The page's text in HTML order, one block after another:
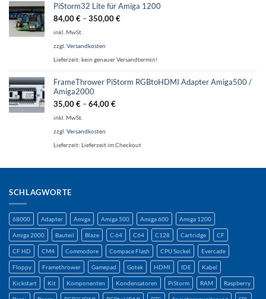
PiStorm32 Lite für Amiga 1200
84,00€ –350,00€
inkl. MwSt.
zzgl. Versandkosten
Lieferzeit: kein genauer Versandtermin!
FrameThrower PiStorm RGBtoHDMI Adapter Amiga500 /
Amiga2000
35,00€ –64,00€
inkl. MwSt.
zzgl. Versandkosten
Lieferzeit: Lieferzeit im Checkout
SCHLAGWORTE
68000 Adapter Amiga Amiga 500 Amiga 600 Amiga 1200
Amiga 2000 Bauteil Blaze C-64 C64 C128 Cartridge CF
CF HD CM4 Commodore Compace Flash CPU Sockel Evercade
Floppy Framethrower Gamepad Gotek HDMI IDE Kabel
Kickstart Kit Komponenten Kondensatoren PiStorm RAM Raspberry